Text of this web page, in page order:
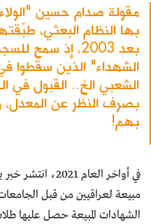
مقولة صدام حسين
بها النظام البعثي،
بعد 2003، إذ سمح
الشهداء" الذين سقطوا
الشعبي الخ.. القبول في
بصرف النظر عن
بهم!
مبيعة لعراقيين من قبل الجامعات
الشهادات المبيعة حصل عليها